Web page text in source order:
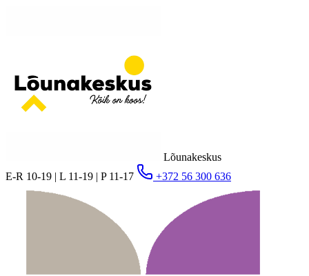
Lõunakeskus
E-R 10-19 | L 11-19 | P 11-17
+372 56 300 636